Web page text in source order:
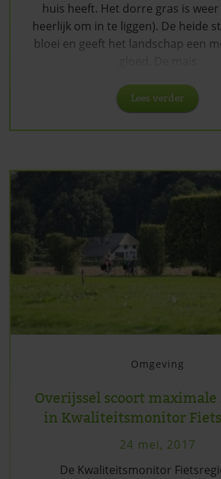
huis heeft. Het dorre gras is
heerlijk om in te liggen). De heide
bloei en geeft het landschap een
Lees verder
Omgeving
Overijssel scoort maximale
in Kwaliteitsmonitor
24 mei, 2017
De Kwaliteitsmonitor